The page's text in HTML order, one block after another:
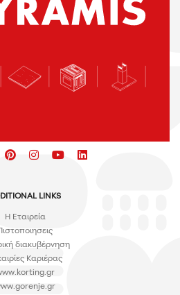
pinterest
iconiconicon
LINKS
H Εταιρεία
διακυβέρνηση
Καριέρας